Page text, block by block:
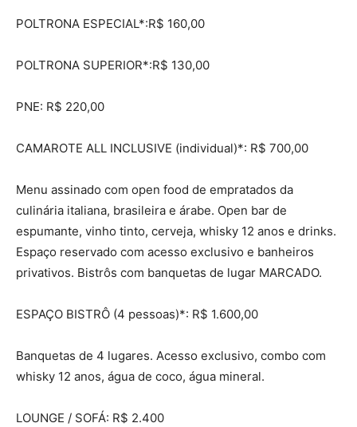
POLTRONA ESPECIAL*:R$ 160,00
POLTRONA SUPERIOR*:R$ 130,00
PNE: R$ 220,00
CAMAROTE ALL INCLUSIVE (individual)*: R$ 700,00
Menu assinado com open food de empratados da
culinária italiana, brasileira e árabe. Open bar de
espumante, vinho tinto, cerveja, whisky 12 anos e drinks.
Espaço reservado com acesso exclusivo e banheiros
privativos. Bistrôs com banquetas de lugar MARCADO.
ESPAÇO BISTRÔ (4 pessoas)*: R$ 1.600,00
Banquetas de 4 lugares. Acesso exclusivo, combo com
whisky 12 anos, água de coco, água mineral.
LOUNGE / SOFÁ: R$ 2.400